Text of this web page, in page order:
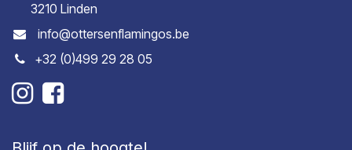
3210 Linden
info@ottersenflamingos.be
+32 (0)499 29 28 05